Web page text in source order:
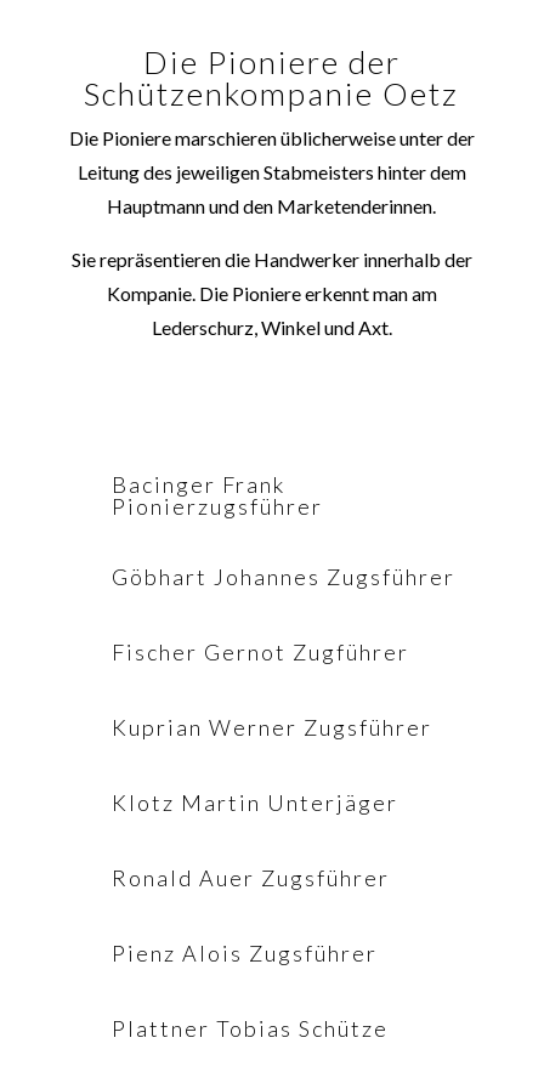
Die Pioniere der
Schützenkompanie Oetz
Die Pioniere marschieren üblicherweise unter der
Leitung des jeweiligen Stabmeisters hinter dem
Hauptmann und den Marketenderinnen.
Sie repräsentieren die Handwerker innerhalb der
Kompanie. Die Pioniere erkennt man am
Lederschurz, Winkel und Axt.
Bacinger Frank
Pionierzugsführer
Göbhart Johannes Zugsführer
Fischer Gernot Zugführer
Kuprian Werner Zugsführer
Klotz Martin Unterjäger
Ronald Auer Zugsführer
Pienz Alois Zugsführer
Plattner Tobias Schütze